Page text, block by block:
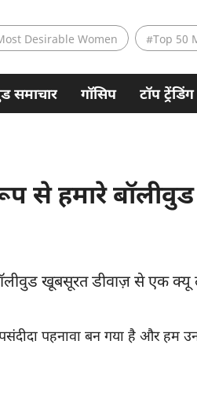
Desirable Women #Top 50
समाचार गॉसिप टॉप ट्रेंडिंग
से हमारे
खूबसूरत डीवाज़ से एक
पहनावा बन गया है और हम